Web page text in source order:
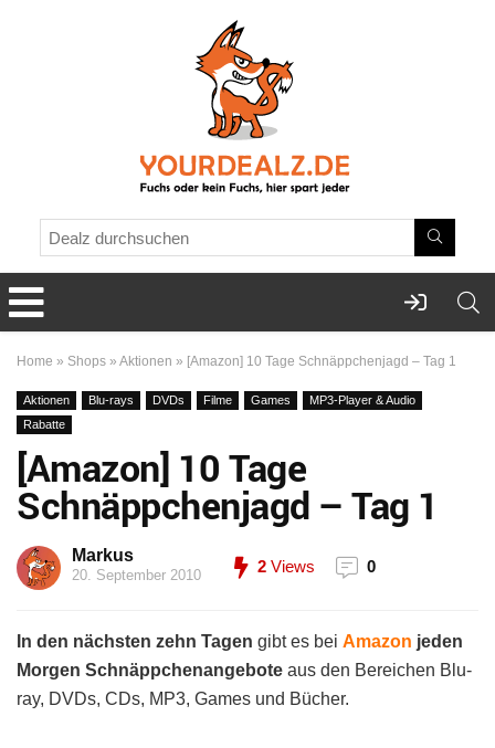
Home » Shops » Aktionen » [Amazon] 10 Tage Schnäppchenjagd – Tag 1
Aktionen Blu-rays DVDs Filme Games
MP3-Player & Audio
Rabatte
[Amazon] 10 Tage
Schnäppchenjagd – Tag 1
Markus
20. September 2010 2 Views 0
In den nächsten zehn Tagen gibt es bei Amazon jeden
Morgen Schnäppchenangebote aus den Bereichen Blu-
ray, DVDs, CDs, MP3, Games und Bücher.